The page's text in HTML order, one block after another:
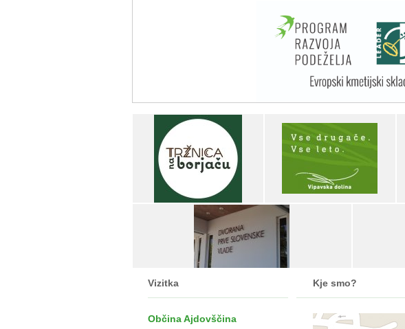
Vizitka
Občina Ajdovščina
Kje smo?